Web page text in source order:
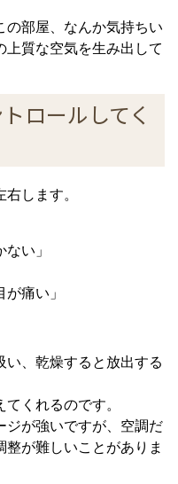
の部屋、なんか気持ちい
上質な空気を生み出して
ロールしてく
します。
い」
痛い」
い、乾燥すると放出する
くれるのです。
ジが強いですが、空調だ
が難しいことがありま